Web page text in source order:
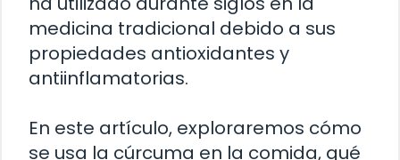
medicina tradicional debido a sus
propiedades antioxidantes y
antiinflamatorias.
En este artículo, exploraremos cómo
se usa la cúrcuma en la comida, qué